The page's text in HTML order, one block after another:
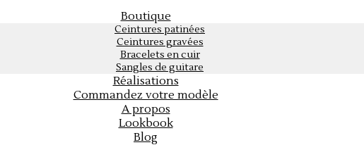
Boutique
Ceintures patinées
Ceintures gravées
Bracelets en cuir
Sangles de guitare
Réalisations
Commandez votre modèle
A propos
Lookbook
Blog